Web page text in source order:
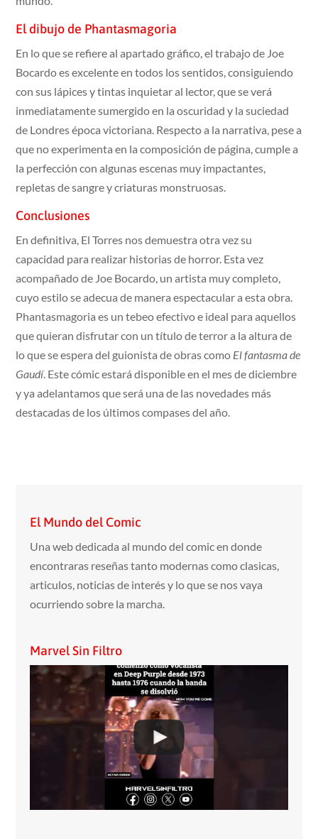
El dibujo de Phantasmagoria
En lo que se refiere al apartado gráfico, el trabajo de Joe
Bocardo es excelente en todos los sentidos, consiguiendo
con sus lápices y tintas inquietar al lector, que se verá
inmediatamente sumergido en la oscuridad y la suciedad
de Londres época victoriana. Respecto a la narrativa, pese a
que no experimenta en la composición de página, cumple a
la perfección con algunas escenas muy impactantes,
repletas de sangre y criaturas monstruosas.
Conclusiones
En definitiva, El Torres nos demuestra otra vez su
capacidad para realizar historias de horror. Esta vez
acompañado de Joe Bocardo, un artista muy completo,
cuyo estilo se adecua de manera espectacular a esta obra.
Phantasmagoria es un tebeo efectivo e ideal para aquellos
que quieran disfrutar con un título de terror a la altura de
lo que se espera del guionista de obras como El fantasma de
Gaudí. Este cómic estará disponible en el mes de diciembre
y ya adelantamos que será una de las novedades más
destacadas de los últimos compases del año.
El Mundo del Comic
Una web dedicada al mundo del comic en donde
encontraras reseñas tanto modernas como clasicas,
articulos, noticias de interés y lo que se nos vaya
ocurriendo sobre la marcha.
Marvel Sin Filtro